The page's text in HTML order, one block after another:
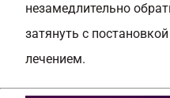
незамедлительно
затянуть с
лечением.